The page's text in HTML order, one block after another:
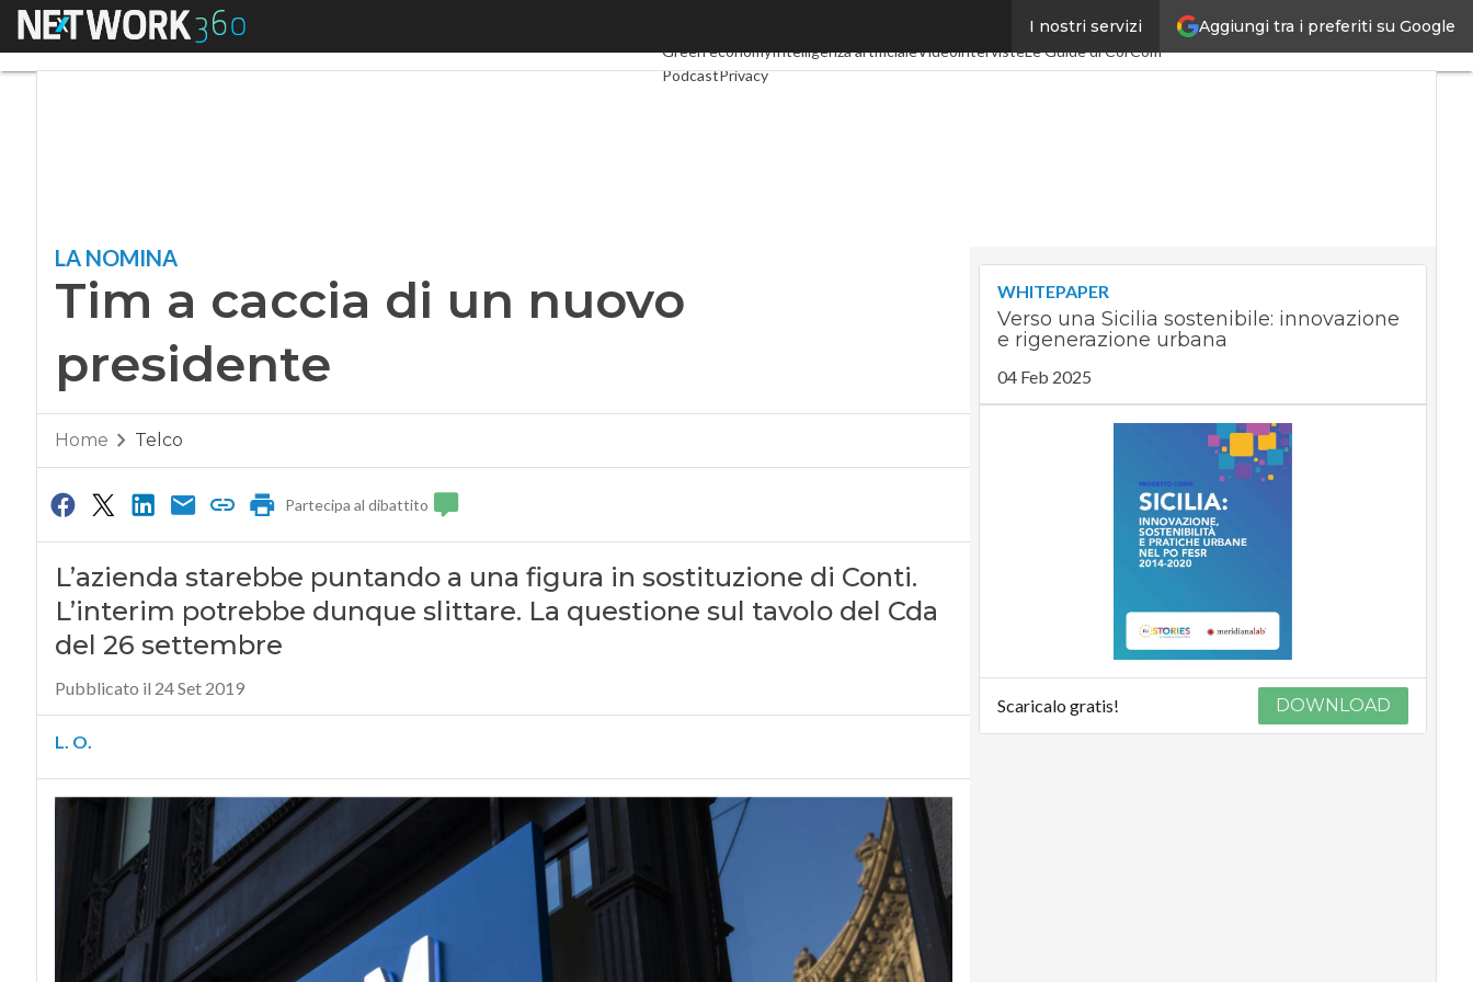
Aggiungi tra i preferiti su Google
I nostri servizi
Menu SpacEconomyPA Digitale
Green economyIntelligenza artificialeVideointervisteLe Guide di CorCom
PodcastPrivacy
LA NOMINA
Tim a caccia di un nuovo
presidente
Home Telco
Partecipa al dibattito
L’azienda starebbe puntando a una figura in sostituzione di Conti.
L’interim potrebbe dunque slittare. La questione sul tavolo del Cda
del 26 settembre
Pubblicato il 24 Set 2019
L. O.
WHITEPAPER
Verso una Sicilia sostenibile: innovazione
e rigenerazione urbana
04 Feb 2025
Scaricalo gratis! DOWNLOAD